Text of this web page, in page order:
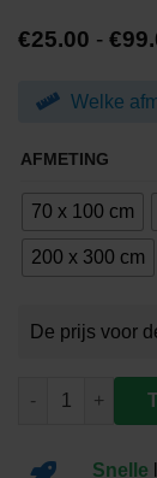
€25.00 - €
Welke
AFMETING
70 x 100 cm
200 x 300 cm
Vlag Deventer
Snelle